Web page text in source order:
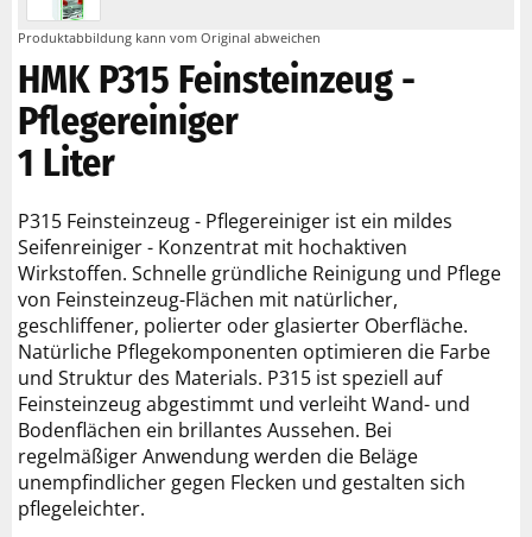
Produktabbildung kann vom Original abweichen
HMK P315 Feinsteinzeug -
Pflegereiniger
1 Liter
P315 Feinsteinzeug - Pflegereiniger ist ein mildes
Seifenreiniger - Konzentrat mit hochaktiven
Wirkstoffen. Schnelle gründliche Reinigung und Pflege
von Feinsteinzeug-Flächen mit natürlicher,
geschliffener, polierter oder glasierter Oberfläche.
Natürliche Pflegekomponenten optimieren die Farbe
und Struktur des Materials. P315 ist speziell auf
Feinsteinzeug abgestimmt und verleiht Wand- und
Bodenflächen ein brillantes Aussehen. Bei
regelmäßiger Anwendung werden die Beläge
unempfindlicher gegen Flecken und gestalten sich
pflegeleichter.